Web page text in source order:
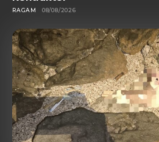
RAGAM 08/08/2026